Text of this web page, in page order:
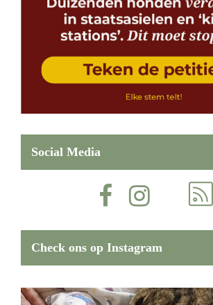
Social Media
Check ons op Instagram